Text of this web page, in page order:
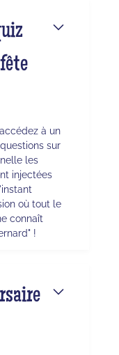
à un
sur
les
injectées
où tout le
connaît
!